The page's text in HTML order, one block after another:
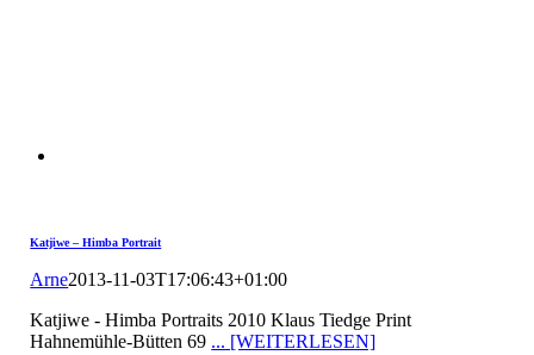
Katjiwe – Himba Portrait
Arne2013-11-03T17:06:43+01:00
Katjiwe - Himba Portraits 2010 Klaus Tiedge Print
Hahnemühle-Bütten 69 ... [WEITERLESEN]